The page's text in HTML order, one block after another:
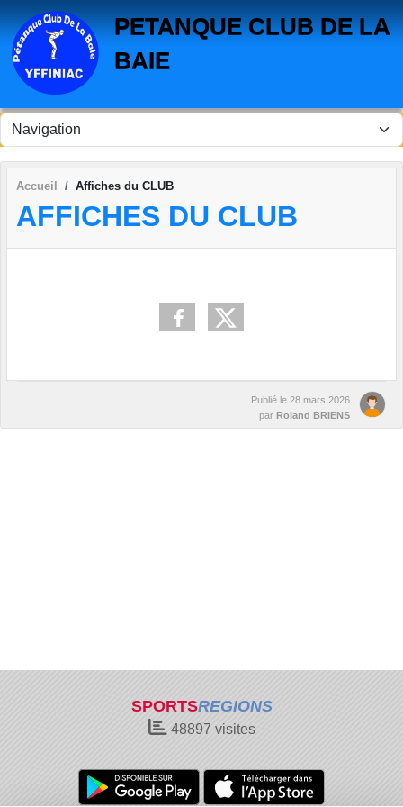
PETANQUE CLUB DE LA
BAIE
Accueil Affiches du CLUB
AFFICHES DU CLUB
Publié le 28 mars 2026
par Roland BRIENS
SPORTSREGIONS
48897 visites
Panneau de gestion des cookies